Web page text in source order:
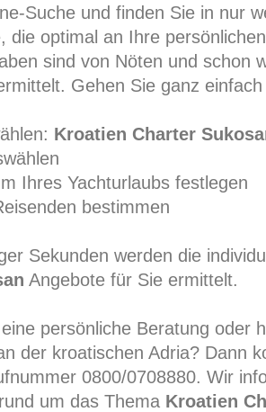
Suche und finden Sie in nur
die optimal an Ihre
sind von Nöten und schon
Gehen Sie ganz
Kroatien Charter
Ihres Yachturlaubs festlegen
bestimmen
Sekunden werden die
Angebote für Sie ermittelt.
persönliche Beratung oder
der kroatischen Adria? Dann
0800/0708880. Wir
um das Thema Kroatien